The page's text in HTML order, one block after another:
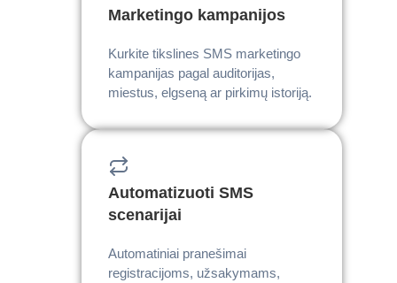
Marketingo kampanijos
Kurkite tikslines SMS marketingo
kampanijas pagal auditorijas,
miestus, elgseną ar pirkimų istoriją.
Automatizuoti SMS
scenarijai
Automatiniai pranešimai
registracijoms, užsakymams,